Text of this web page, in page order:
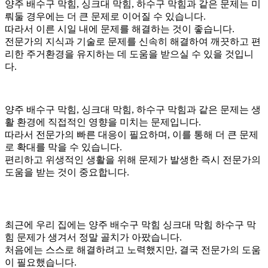
양주 배수구 막힘, 싱크대 막힘, 하수구 막힘과 같은 문제는 미
뤄둘 경우에는 더 큰 문제로 이어질 수 있습니다.
따라서 이른 시일 내에 문제를 해결하는 것이 좋습니다.
전문가의 지식과 기술로 문제를 신속히 해결하여 깨끗하고 편
리한 주거환경을 유지하는 데 도움을 받으실 수 있을 것입니
다.
양주 배수구 막힘, 싱크대 막힘, 하수구 막힘과 같은 문제는 생
활 환경에 직접적인 영향을 미치는 문제입니다.
따라서 전문가의 빠른 대응이 필요하며, 이를 통해 더 큰 문제
로 확대를 막을 수 있습니다.
편리하고 위생적인 생활을 위해 문제가 발생한 즉시 전문가의
도움을 받는 것이 중요합니다.
최근에 우리 집에는 양주 배수구 막힘 싱크대 막힘 하수구 막
힘 문제가 생겨서 정말 골치가 아팠습니다.
처음에는 스스로 해결하려고 노력했지만, 결국 전문가의 도움
이 필요했습니다.